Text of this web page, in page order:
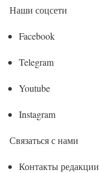
Наши соцсети
Facebook
Telegram
Youtube
Instagram
Связаться с нами
Контакты редакции